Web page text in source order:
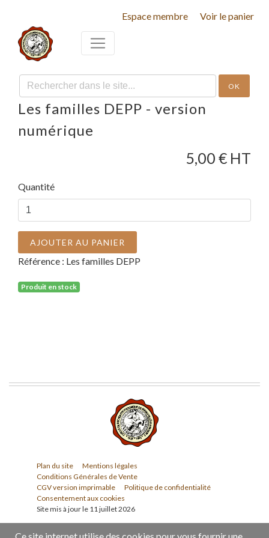
Espace membre Voir le panier
OK
Les familles DEPP - version
numérique
5,00 € HT
Quantité
AJOUTER AU PANIER
Référence : Les familles DEPP
Produit en stock
Plan du site
Mentions légales
Conditions Générales de Vente
CGV version imprimable
Politique de confidentialité
Consentement aux cookies
Site mis à jour le 11 juillet 2026